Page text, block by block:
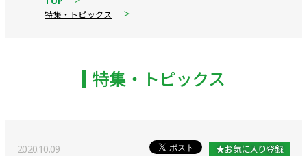
特集・トピックス
特集・トピックス
2020.10.09 ★お気に入り登録